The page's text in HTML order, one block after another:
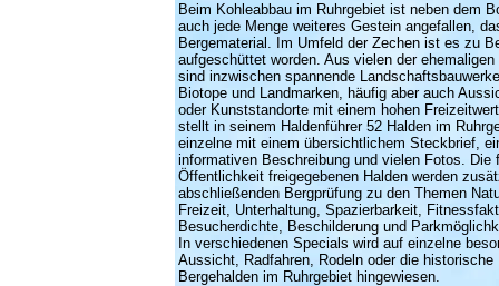
Beim Kohleabbau im Ruhrgebiet ist neben dem
auch jede Menge weiteres Gestein angefallen,
Bergematerial. Im Umfeld der Zechen ist es zu
aufgeschüttet worden. Aus vielen der
sind inzwischen spannende
Biotope und Landmarken, häufig aber auch
oder Kunststandorte mit einem hohen
stellt in seinem Haldenführer 52 Halden im
einzelne mit einem übersichtlichem Steckbrief,
informativen Beschreibung und vielen Fotos. Die
Öffentlichkeit freigegebenen Halden werden
abschließenden Bergprüfung zu den Themen
Freizeit, Unterhaltung, Spazierbarkeit,
Besucherdichte, Beschilderung und
In verschiedenen Specials wird auf einzelne
Aussicht, Radfahren, Rodeln oder die historische
Bergehalden im Ruhrgebiet hingewiesen.